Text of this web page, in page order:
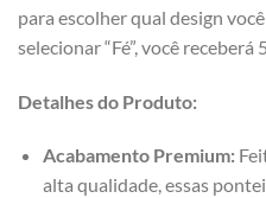
para escolher qual design
selecionar “Fé”, você receberá
Detalhes do Produto:
Acabamento Premium:
alta qualidade, essas